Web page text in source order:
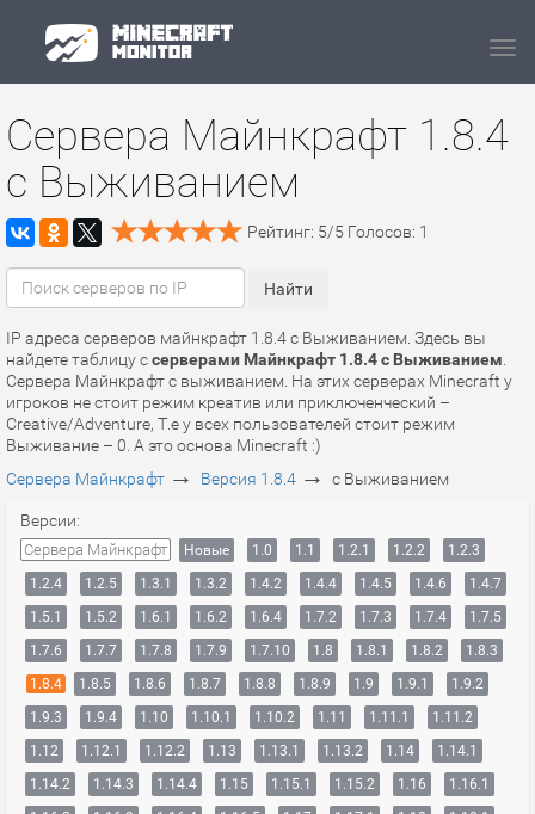
Сервера Майнкрафт 1.8.4
с Выживанием
Рейтинг: 5/5 Голосов: 1
IP адреса серверов майнкрафт 1.8.4 с Выживанием. Здесь вы
найдете таблицу ссерверами Майнкрафт 1.8.4 с Выживанием
Сервера Майнкрафт с выживанием. На этих серверах Minecraft у
игроков не стоит режим креатив или приключенческий –
Creative/Adventure, Т.е у всех пользователей стоит режим
Выживание – 0. А это основа Minecraft :)
Сервера Майнкрафт → Версия 1.8.4 → с Выживанием
Версии:
Сервера Майнкрафт Новые 1.0 1.1 1.2.1 1.2.2
1.2.3
1.2.4
1.2.5 1.3.1 1.3.2 1.4.2 1.4.4 1.4.5 1.4.6
1.4.7
1.5.1
1.5.2 1.6.1 1.6.2 1.6.4 1.7.2 1.7.3 1.7.4
1.7.5
1.7.6
1.7.7 1.7.8 1.7.9 1.7.10 1.8 1.8.1 1.8.2
1.8.3
1.8.4
1.8.5 1.8.6 1.8.7 1.8.8 1.8.9 1.9 1.9.1
1.9.2
1.9.3
1.9.4 1.10 1.10.1 1.10.2 1.11 1.11.1
1.11.2
1.12
1.12.1 1.12.2 1.13 1.13.1 1.13.2 1.14
1.14.1
1.14.2
1.14.3 1.14.4 1.15 1.15.1 1.15.2 1.16
1.16.1